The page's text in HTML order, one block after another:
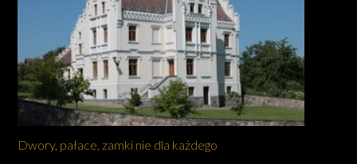
Dwory, pałace, zamki nie dla każdego